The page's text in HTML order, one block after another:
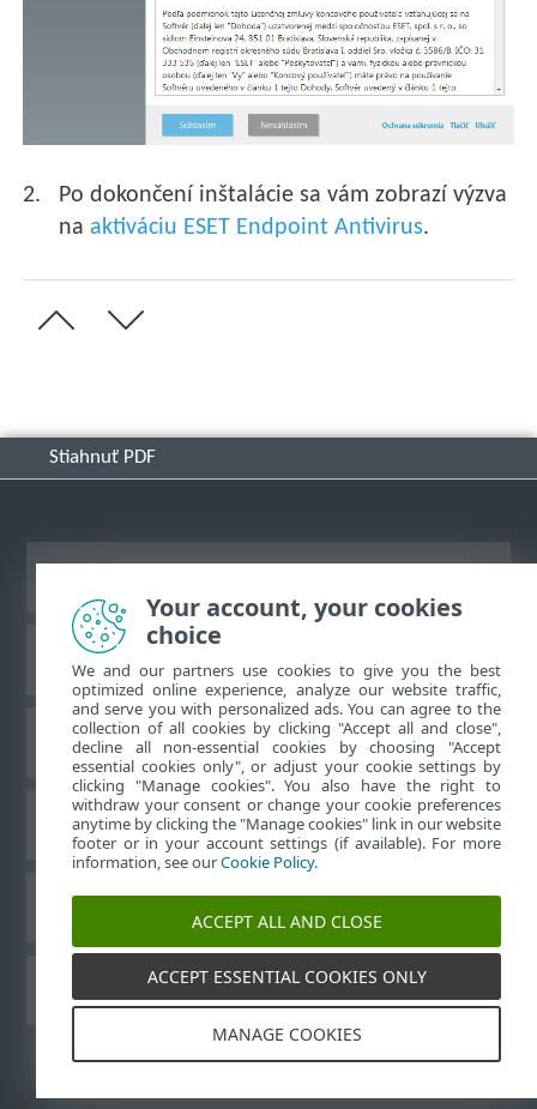
Po dokončení inštalácie sa vám zobrazí výzva
naaktiváciu ESET Endpoint Antivirus.
Stiahnuť PDF
Databáza znalostí ESET
ESET Fórum
Technická podpora
Používateľské príručky ESET
1992-2026ESET, spol. s r. o. Všetky práva vyhradené.
Your account, your cookies
choice
We and our partners use cookies to give you the best
optimized online experience, analyze our website traffic,
and serve you with personalized ads. You can agree to the
collection of all cookies by clicking "Accept all and close",
decline all non-essential cookies by choosing "Accept
essential cookies only", or adjust your cookie settings by
clicking "Manage cookies". You also have the right to
withdraw your consent or change your cookie preferences
anytime by clicking the "Manage cookies" link in our website
footer or in your account settings (if available). For more
information, see ourCookie Policy.
ACCEPT ALL AND CLOSE
ACCEPT ESSENTIAL COOKIES ONLY
MANAGE COOKIES